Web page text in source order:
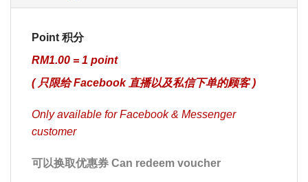
Point 积分
RM1.00 = 1 point
( 只限给 Facebook 直播以及私信下单的顾客 )
Only available for Facebook & Messenger
customer
可以换取优惠券 Can redeem voucher